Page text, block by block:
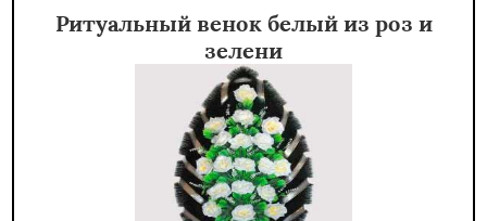
Ритуальный венок белый из роз и
зелени